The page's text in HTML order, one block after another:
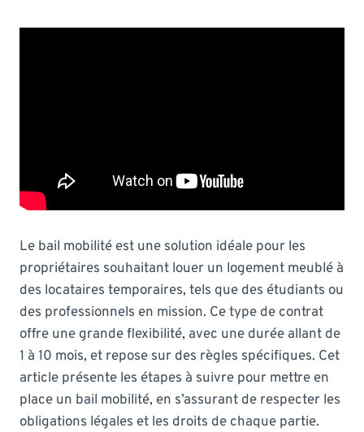
Le bail mobilité est une solution idéale pour les
propriétaires souhaitant louer un logement meublé à
des locataires temporaires, tels que des étudiants ou
des professionnels en mission. Ce type de contrat
offre une grande flexibilité, avec une durée allant de
1 à 10 mois, et repose sur des règles spécifiques. Cet
article présente les étapes à suivre pour mettre en
place un bail mobilité, en s’assurant de respecter les
obligations légales et les droits de chaque partie.